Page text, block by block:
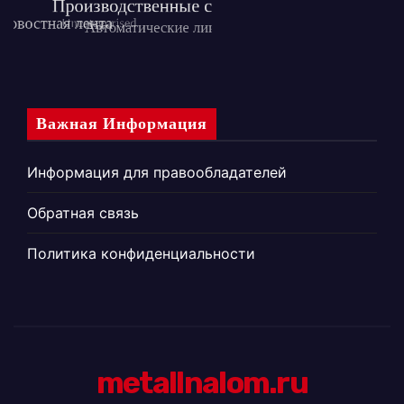
Важная Информация
Информация для правообладателей
Обратная связь
Политика конфиденциальности
metallnalom.ru